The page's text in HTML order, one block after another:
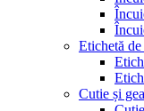
Etichetă
Cutie și